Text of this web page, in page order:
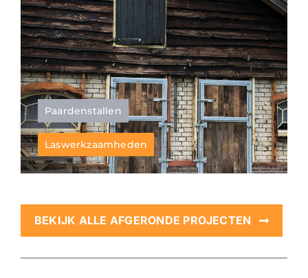
Paardenstallen
Laswerkzaamheden
BEKIJK ALLE AFGERONDE PROJECTEN